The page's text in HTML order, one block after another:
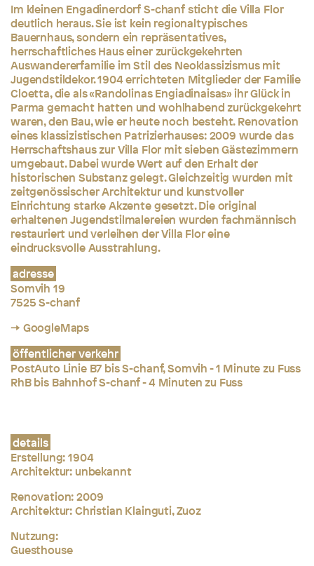
Im kleinen Engadinerdorf S-chanf sticht die Villa Flor
deutlich heraus. Sie ist kein regionaltypisches
Bauernhaus, sondern ein repräsentatives,
herrschaftliches Haus einer zurückgekehrten
Auswandererfamilie im Stil des Neoklassizismus mit
Jugendstildekor. 1904 errichteten Mitglieder der Familie
Cloetta, die als «Randolinas Engiadinaisas» ihr Glück in
Parma gemacht hatten und wohlhabend zurückgekehrt
waren, den Bau, wie er heute noch besteht. Renovation
eines klassizistischen Patrizierhauses: 2009 wurde das
Herrschaftshaus zur Villa Flor mit sieben Gästezimmern
umgebaut. Dabei wurde Wert auf den Erhalt der
historischen Substanz gelegt. Gleichzeitig wurden mit
zeitgenössischer Architektur und kunstvoller
Einrichtung starke Akzente gesetzt. Die original
erhaltenen Jugendstilmalereien wurden fachmännisch
restauriert und verleihen der Villa Flor eine
eindrucksvolle Ausstrahlung.
adresse
Somvih 19
7525 S-chanf
→ GoogleMaps
öffentlicher verkehr
PostAuto Linie B7 bis S-chanf, Somvih - 1 Minute zu Fuss
RhB bis Bahnhof S-chanf - 4 Minuten zu Fuss
details
Erstellung:1904
Architektur: unbekannt
Renovation: 2009
Architektur:Christian Klainguti, Zuoz
Nutzung:
Guesthouse